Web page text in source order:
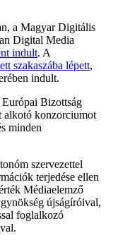
a Magyar Digitális
Digital Media
indult. A
szakaszába lépett,
indult.
Bizottság
alkotó konzorciumot
minden
szervezettel
terjedése ellen
Médiaelemző
újságíróival,
foglalkozó